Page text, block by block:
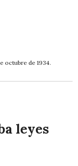
octubre de 1934.
leyes